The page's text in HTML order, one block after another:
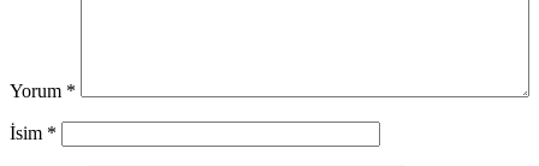
Yorum *
İsim *